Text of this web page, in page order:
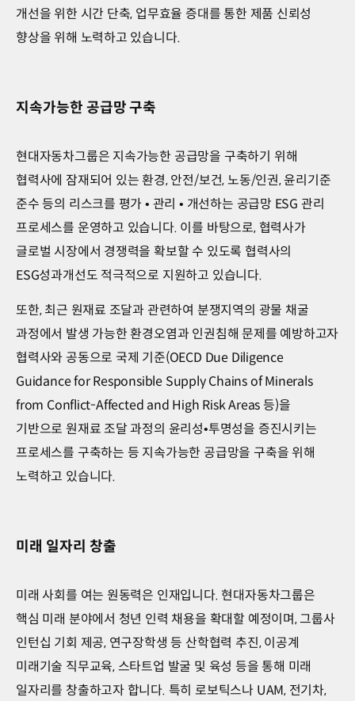
개선을 위한 시간 단축, 업무효율 증대를 통한 제품 신뢰성
향상을 위해 노력하고 있습니다.
지속가능한 공급망 구축
현대자동차그룹은 지속가능한 공급망을 구축하기 위해
협력사에 잠재되어 있는 환경, 안전/보건, 노동/인권, 윤리기준
준수 등의 리스크를 평가 • 관리 • 개선하는 공급망 ESG 관리
프로세스를 운영하고 있습니다. 이를 바탕으로, 협력사가
글로벌 시장에서 경쟁력을 확보할 수 있도록 협력사의
ESG성과개선도 적극적으로 지원하고 있습니다.
또한, 최근 원재료 조달과 관련하여 분쟁지역의 광물 채굴
과정에서 발생 가능한 환경오염과 인권침해 문제를 예방하고자
협력사와 공동으로 국제 기준(OECD Due Diligence
Guidance for Responsible Supply Chains of Minerals
from Conflict-Affected and High Risk Areas 등)을
기반으로 원재료 조달 과정의 윤리성•투명성을 증진시키는
프로세스를 구축하는 등 지속가능한 공급망을 구축을 위해
노력하고 있습니다.
미래 일자리 창출
미래 사회를 여는 원동력은 인재입니다. 현대자동차그룹은
핵심 미래 분야에서 청년 인력 채용을 확대할 예정이며, 그룹사
인턴십 기회 제공, 연구장학생 등 산학협력 추진, 이공계
미래기술 직무교육, 스타트업 발굴 및 육성 등을 통해 미래
일자리를 창출하고자 합니다. 특히 로보틱스나 UAM, 전기차,